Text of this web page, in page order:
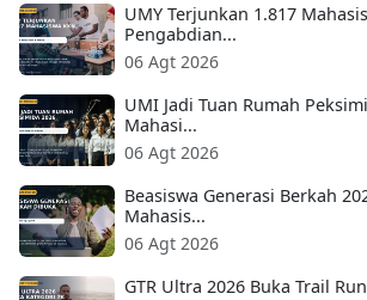
UMY Terjunkan 1.817
Pengabdian...
06 Agt 2026
UMI Jadi Tuan Rumah
Mahasi...
06 Agt 2026
Beasiswa Generasi Berkah
Mahasis...
06 Agt 2026
GTR Ultra 2026 Buka Trail